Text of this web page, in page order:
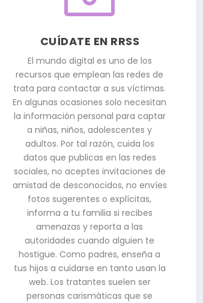
CUÍDATE EN RRSS
El mundo digital es uno de los
recursos que emplean las redes de
trata para contactar a sus víctimas.
En algunas ocasiones solo necesitan
la información personal para captar
a niñas, niños, adolescentes y
adultos. Por tal razón, cuida los
datos que publicas en las redes
sociales, no aceptes invitaciones de
amistad de desconocidos, no envíes
fotos sugerentes o explícitas,
informa a tu familia si recibes
amenazas y reporta a las
autoridades cuando alguien te
hostigue. Como padres, enseña a
tus hijos a cuidarse en tanto usan la
web. Los tratantes suelen ser
personas carismáticas que se